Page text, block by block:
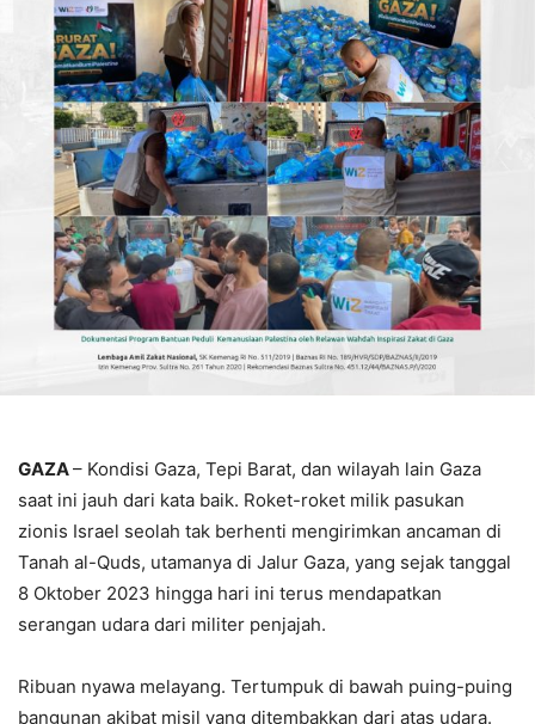
GAZA– Kondisi Gaza, Tepi Barat, dan wilayah lain Gaza
saat ini jauh dari kata baik. Roket-roket milik pasukan
zionis Israel seolah tak berhenti mengirimkan ancaman di
Tanah al-Quds, utamanya di Jalur Gaza, yang sejak tanggal
8 Oktober 2023 hingga hari ini terus mendapatkan
serangan udara dari militer penjajah.
Ribuan nyawa melayang. Tertumpuk di bawah puing-puing
bangunan akibat misil yang ditembakkan dari atas udara.